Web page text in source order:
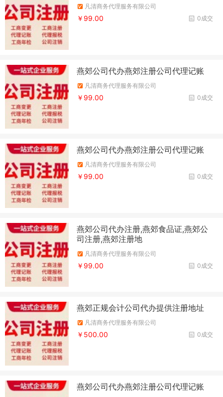
凡清商务代理服务有限公司
0成交
￥99.00
燕郊公司代办燕郊注册公司代理记账
凡清商务代理服务有限公司
0成交
￥99.00
燕郊公司代办燕郊注册公司代理记账
凡清商务代理服务有限公司
0成交
￥99.00
燕郊公司代办注册,燕郊食品证,燕郊公
司注册,燕郊注册地
凡清商务代理服务有限公司
0成交
￥99.00
燕郊正规会计公司代办提供注册地址
凡清商务代理服务有限公司
0成交
￥500.00
燕郊公司代办燕郊注册公司代理记账